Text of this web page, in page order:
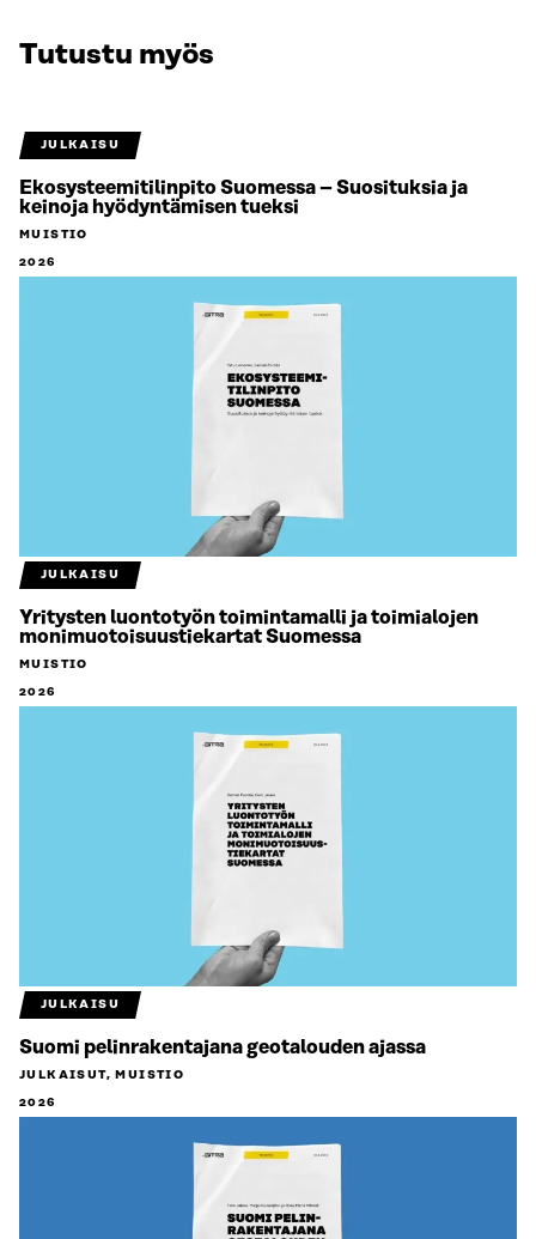
Tutustu myös
JULKAISU
Ekosysteemitilinpito Suomessa – Suosituksia ja
keinoja hyödyntämisen tueksi
MUISTIO
2026
JULKAISU
Yritysten luontotyön toimintamalli ja toimialojen
monimuotoisuustiekartat Suomessa
MUISTIO
2026
JULKAISU
Suomi pelinrakentajana geotalouden ajassa
JULKAISUT, MUISTIO
2026